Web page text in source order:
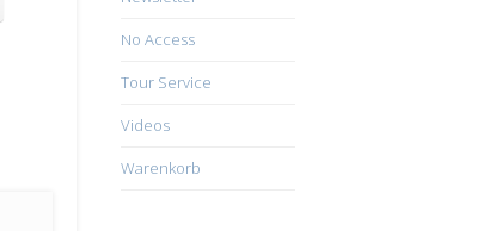
No Access
Tour Service
Videos
Warenkorb